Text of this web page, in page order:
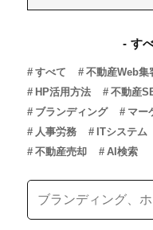
す
すべて 不動産Web集
HP活用方法
不動産
ブランディング
マー
人事労務
ITシステム
不動産売却
AI検索